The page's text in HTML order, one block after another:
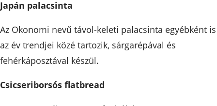
Japán palacsinta
Az Okonomi nevű távol-keleti palacsinta egyébként is
az év trendjei közé tartozik, sárgarépával és
fehérkáposztával készül.
Csicseriborsós flatbread